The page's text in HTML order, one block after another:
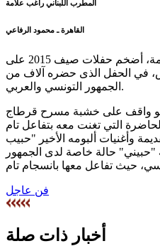
المطرب اللبناني راغب علامة
القاهرة ـ محمود الرفاعي
أحيا المطرب اللبناني راغب علامة، أضخم حفلات صيف 2015 على
في الحفل الذى حضره آلاف من
الجمهور التونسي والعربي.
واقف على خشبة مسرح قرطاج
التي تغنت معه بتفاعل تام
وأغنيات ألبومه الأخير "حبيب
حالة خاصة لدى الجمهور
فن عاجل
أخبار ذات صلة